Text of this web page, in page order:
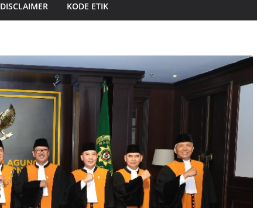
DISCLAIMER KODE ETIK